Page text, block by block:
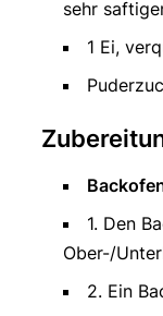
sehr
1 Ei,
1. Den
Ober-/
2. Ein